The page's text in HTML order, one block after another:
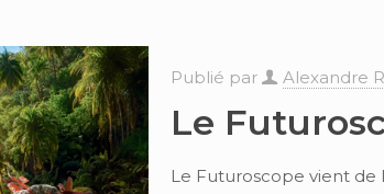
Publié par Alexandre
Le
Le Futuroscope vient de